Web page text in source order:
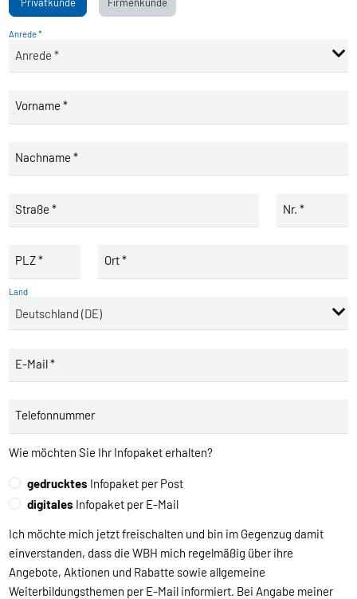
Anrede *
Vorname *
Nachname *
Straße * Nr. *
PLZ * Ort *
Land
E-Mail *
Telefonnummer
Wie möchten Sie Ihr Infopaket erhalten?
gedrucktes Infopaket per Post
digitales Infopaket per E-Mail
Ich möchte mich jetzt freischalten und bin im Gegenzug damit
einverstanden, dass die WBH mich regelmäßig über ihre
Angebote, Aktionen und Rabatte sowie allgemeine
Weiterbildungsthemen per E-Mail informiert. Bei Angabe meiner